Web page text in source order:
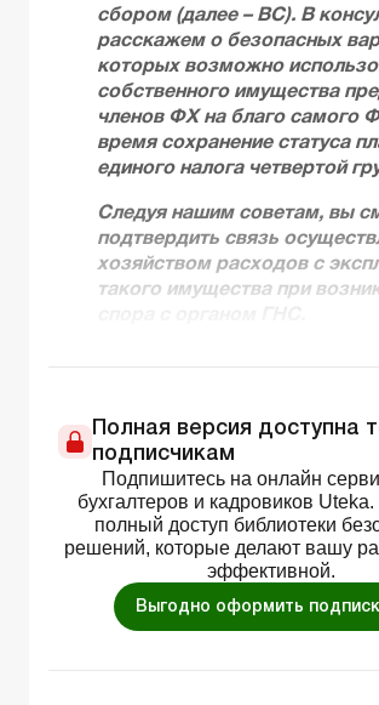
сбором (далее – ВС). В
расскажем о безопасных
которых возможно
собственного имущества
членов ФХ на благо самого
время сохранение статуса
единого налога четвертой
Следуя нашим советам, вы
подтвердить связь
хозяйством расходов с
такого имущества при
Полная версия доступна
подписчикам
Подпишитесь на онлайн
бухгалтеров и кадровиков
полный доступ библиотеки
решений, которые делают вашу
эффективной.
Выгодно оформить